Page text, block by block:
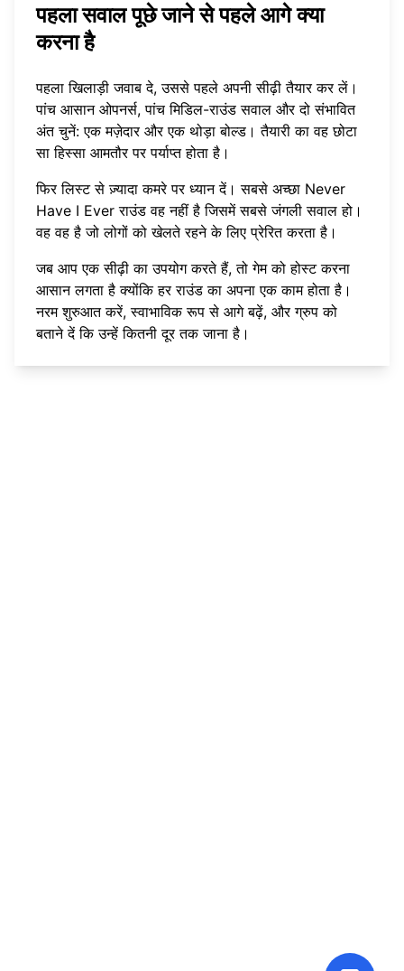
पहला सवाल पूछे जाने से पहले आगे क्या
करना है
पहला खिलाड़ी जवाब दे, उससे पहले अपनी सीढ़ी तैयार कर लें।
पांच आसान ओपनर्स, पांच मिडिल-राउंड सवाल और दो संभावित
अंत चुनें: एक मज़ेदार और एक थोड़ा बोल्ड। तैयारी का वह छोटा
सा हिस्सा आमतौर पर पर्याप्त होता है।
फिर लिस्ट से ज़्यादा कमरे पर ध्यान दें। सबसे अच्छा Never
Have I Ever राउंड वह नहीं है जिसमें सबसे जंगली सवाल हो।
वह वह है जो लोगों को खेलते रहने के लिए प्रेरित करता है।
जब आप एक सीढ़ी का उपयोग करते हैं, तो गेम को होस्ट करना
आसान लगता है क्योंकि हर राउंड का अपना एक काम होता है।
नरम शुरुआत करें, स्वाभाविक रूप से आगे बढ़ें, और ग्रुप को
बताने दें कि उन्हें कितनी दूर तक जाना है।